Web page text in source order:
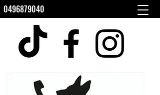
0496879040